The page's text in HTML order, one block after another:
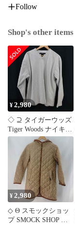
全品割引
20%OFF
30%OFF
50%OFF
期間限定セール
在庫処分セール
サマーセール
ウィンターセール
割引クーポン発行
決算セール
大感謝祭セール
セール中
Follow
Shop's other items
¥2,980
◇ ⊇ タイガーウッズ
Tiger Woods ナイキ
NIKE ゴルフ 長袖ト
ップス XLサイズ メ
ンズ グレー系 E
【1606110083774】
¥2,980
◇ Θ スモックショッ
プ SMOCK SHOP キ